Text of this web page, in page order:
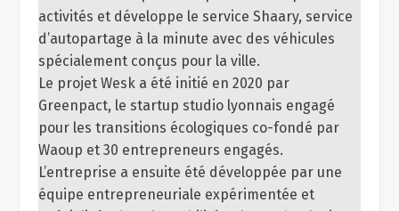
Le projet Wesk a été initié en 2020 par
Greenpact, le startup studio lyonnais engagé
pour les transitions écologiques co-fondé par
Waoup et 30 entrepreneurs engagés.
L’entreprise a ensuite été développée par une
équipe entrepreneuriale expérimentée et
spécialisée dans la mobilité et les technologies,
dirigée par Christophe Sapet et Henri Coron.
Christophe Sapet, serial entrepreneur qui a